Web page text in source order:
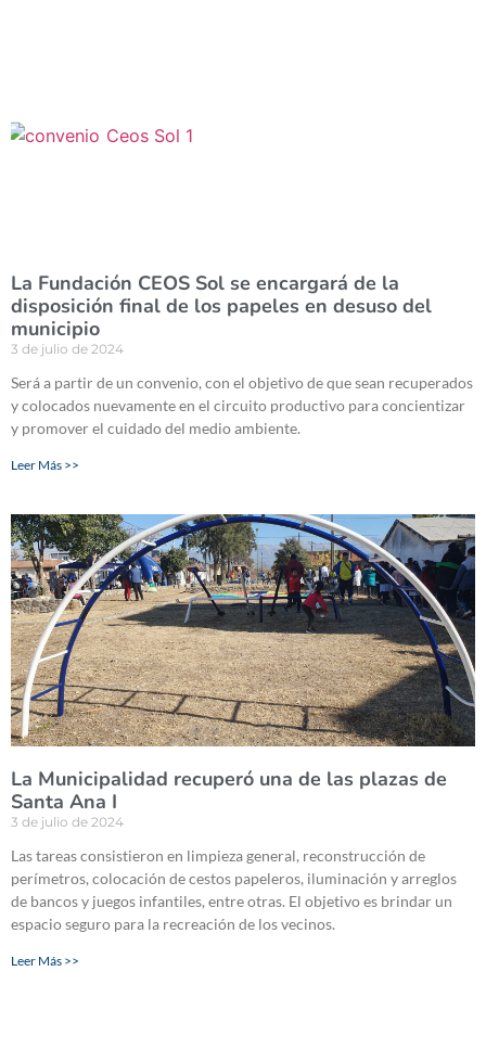
La Fundación CEOS Sol se encargará de la
disposición final de los papeles en desuso del
municipio
3 de julio de 2024
Será a partir de un convenio, con el objetivo de que sean recuperados
y colocados nuevamente en el circuito productivo para concientizar
y promover el cuidado del medio ambiente.
Leer Más >>
La Municipalidad recuperó una de las plazas de
Santa Ana I
3 de julio de 2024
Las tareas consistieron en limpieza general, reconstrucción de
perímetros, colocación de cestos papeleros, iluminación y arreglos
de bancos y juegos infantiles, entre otras. El objetivo es brindar un
espacio seguro para la recreación de los vecinos.
Leer Más >>